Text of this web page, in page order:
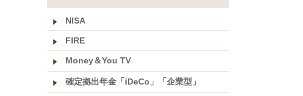
NISA
FIRE
Money＆You TV
確定拠出年金「iDeCo」「企業型」